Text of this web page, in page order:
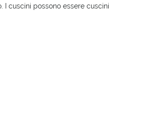
I cuscini possono essere cuscini